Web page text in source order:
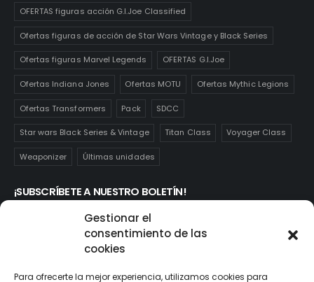
Gestionar el
consentimiento de las
cookies
Para ofrecerte la mejor experiencia, utilizamos cookies para
OFERTAS figuras acción G.I.Joe Classified
Ofertas figuras de acción de Star Wars Vintage y Black Series
Ofertas figuras Marvel Legends OFERTAS G.I.Joe
Ofertas Indiana Jones Ofertas MOTU Ofertas Mythic Legions
Ofertas Transformers Pack SDCC
Star wars Black Series & Vintage Titan Class Voyager Class
Weaponizer Últimas unidades
¡SUBSCRÍBETE A NUESTRO BOLETÍN!
Te mantendrás informado de las novedades y ofertas que
realmente te interesan. Subscríbete aquí: